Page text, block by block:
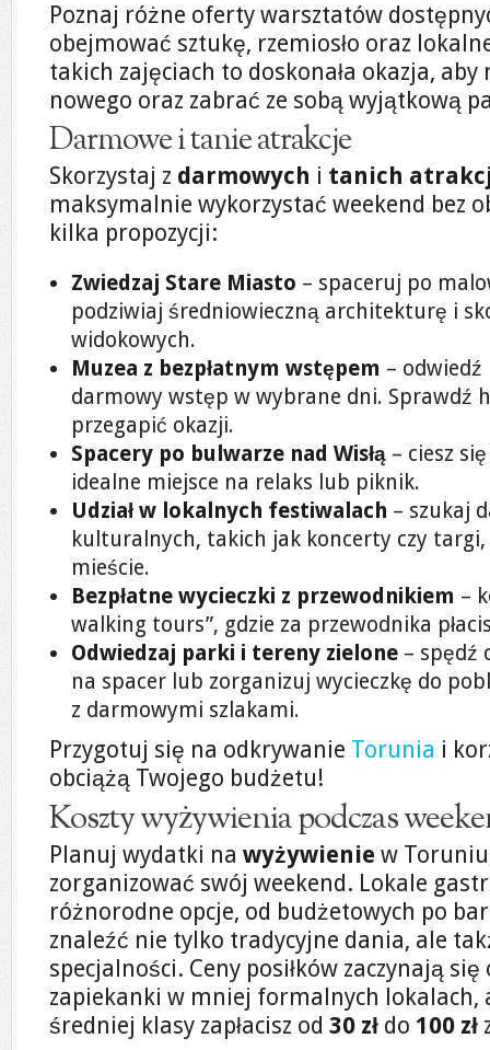
Poznaj różne oferty warsztatów
obejmować sztukę, rzemiosło oraz
takich zajęciach to doskonała okazja, aby
nowego oraz zabrać ze sobą wyjątkową
Darmowe i tanie atrakcje
Skorzystaj z darmowych i tanich
maksymalnie wykorzystać weekend bez
kilka propozycji:
Zwiedzaj Stare Miasto – spaceruj po
podziwiaj średniowieczną architekturę i
widokowych.
Muzea z bezpłatnym wstępem –
darmowy wstęp w wybrane dni. Sprawdź
przegapić okazji.
Spacery po bulwarze nad Wisłą – ciesz
idealne miejsce na relaks lub piknik.
Udział w lokalnych festiwalach – szukaj
kulturalnych, takich jak koncerty czy
mieście.
Bezpłatne wycieczki z przewodnikiem –
walking tours”, gdzie za przewodnika
Odwiedzaj parki i tereny zielone – spędź
na spacer lub zorganizuj wycieczkę do
z darmowymi szlakami.
Przygotuj się na odkrywanie Torunia i
obciążą Twojego budżetu!
Koszty wyżywienia podczas
Planuj wydatki na wyżywienie w
zorganizować swój weekend. Lokale
różnorodne opcje, od budżetowych po
znaleźć nie tylko tradycyjne dania, ale
specjalności. Ceny posiłków zaczynają się
zapiekanki w mniej formalnych lokalach,
średniej klasy zapłacisz od 30 zł do 100 zł